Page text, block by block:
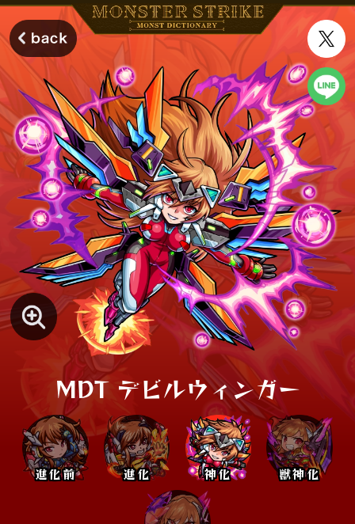
MDT デビルウィンガー
進化前 進化 神化 獣神化